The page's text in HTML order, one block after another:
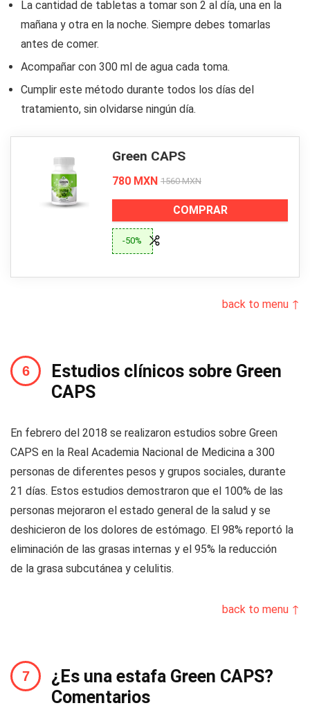
La cantidad de tabletas a tomar son 2 al día, una en la
mañana y otra en la noche. Siempre debes tomarlas
antes de comer.
Acompañar con 300 ml de agua cada toma.
Cumplir este método durante todos los días del
tratamiento, sin olvidarse ningún día.
Green CAPS
780 MXN 1560 MXN
COMPRAR
-50%
back to menu ↑
Estudios clínicos sobre Green
CAPS
En febrero del 2018 se realizaron estudios sobre Green
CAPS en la Real Academia Nacional de Medicina a 300
personas de diferentes pesos y grupos sociales, durante
21 días. Estos estudios demostraron que el 100% de las
personas mejoraron el estado general de la salud y se
deshicieron de los dolores de estómago. El 98% reportó la
eliminación de las grasas internas y el 95% la reducción
de la grasa subcutánea y celulitis.
back to menu ↑
¿Es una estafa Green CAPS?
Comentarios